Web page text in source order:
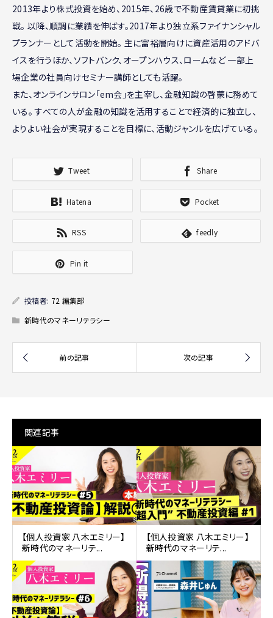
2013年より株式投資を始め、2015年、26歳で不動産賃貸業に初挑
戦。 以降、順調に業績を伸ばす。2017年より独立系ファイナンシャル
プランナーとして活動を開始。 主に富裕層向けに資産活用のアドバ
イスを行うほか、ソフトバンク、オープンハウス、ロームなど 一部上
場企業の社員向けセミナー講師としても活躍。
また、オンラインサロン「em会」を主宰し、金融知識の啓蒙に務めて
いる。 すべての人が金融の知識を活用することで経済的に独立し、
よりよい社会が実現することを目標に、活動ジャンルを広げている。
Tweet Share
Hatena Pocket
RSS feedly
Pin it
投稿者: 72 編集部
新時代のマネーリテラシー
関連記事
【個人投資家 八木エミリー】
新時代のマネーリテ...
【個人投資家 八木エミリー】
新時代のマネーリテ...